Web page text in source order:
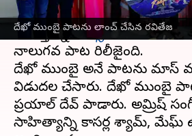
దేఖో ముంబై పాటను లాంచ్ చేసిన రవితేజ
కిరణ్ అబ్బవరం, నేహాశెట్టి హీరో
కనిపిస్తున్నరూల్స్ రంజన్సినిమా
నాలుగవ పాట రిలీజైంది.
దేఖో ముంబై అనే పాటను
విడుదల చేసారు. దేఖో ముంబై
ప్రయాల్ దేవ్ పాడారు. అమ్రిష్
సాహిత్యాన్ని కాసర్ల శ్యామ్, మేఘ్